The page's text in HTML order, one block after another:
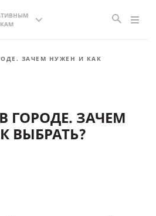
ЗАЧЕМ НУЖЕН И КАК
ГОРОДЕ. ЗАЧЕМ
ВЫБРАТЬ?